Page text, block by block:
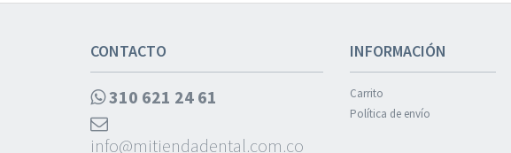
CONTACTO
310 621 24 61
info@mitiendadental.com.co
INFORMACIÓN
Carrito
Política de envío